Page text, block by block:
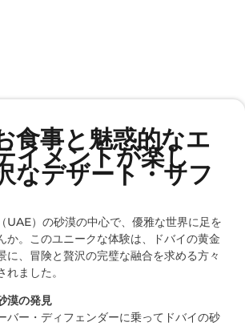
食事と魅惑的なエ
イメントが楽し
なデザート・サフ
UAE）の砂漠の中心で、優雅な世界に足を
か。このユニークな体験は、ドバイの黄金
に、冒険と贅沢の完璧な融合を求める方々
ました。
漠の発見
バー・ディフェンダーに乗ってドバイの砂